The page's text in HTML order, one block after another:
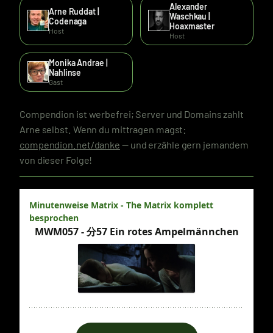
Arne Ruddat |
Codenaga
Host
Alexander
Waschkau |
Hoaxmaster
Host
Monika Andrae |
Nahlinse
Gast
Compendion ist werbefrei; Server und Domains zahlt
Arne selbst. Wenn du mittragen magst:
compendion.net/danke — und erzähle gern jemandem
von dieser Folge!